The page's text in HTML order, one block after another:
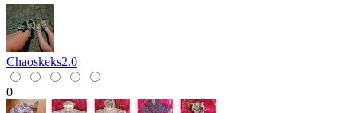
Chaoskeks2.0
0